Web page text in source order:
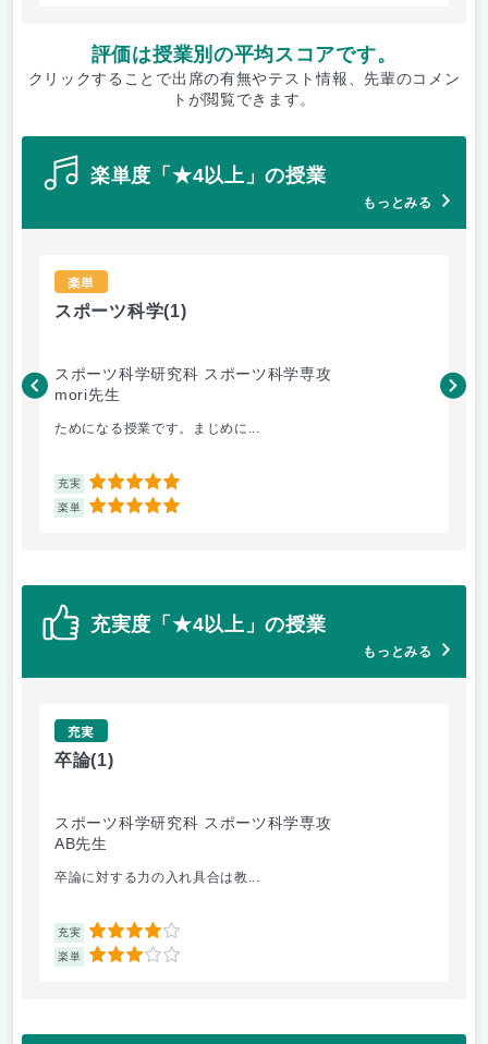
評価は授業別の平均スコアです。
クリックすることで出席の有無やテスト情報、先輩のコメン
トが閲覧できます。
楽単度「★4以上」の授業
もっとみる
楽単
スポーツ科学(1)
スポーツ科学研究科 スポーツ科学専攻
mori先生
ためになる授業です。まじめに...
充実 5
楽単 5
充実度「★4以上」の授業
もっとみる
充実
卒論(1)
スポーツ科学研究科 スポーツ科学専攻
AB先生
卒論に対する力の入れ具合は教...
充実 4
楽単 3